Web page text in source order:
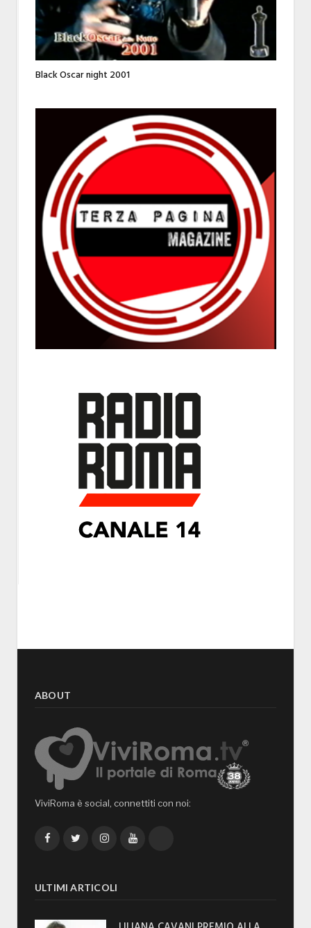
Black Oscar night 2001
ABOUT
ViviRoma è social, connettiti con noi:
FacebookTwitterInstagramYouTube
ULTIMI ARTICOLI